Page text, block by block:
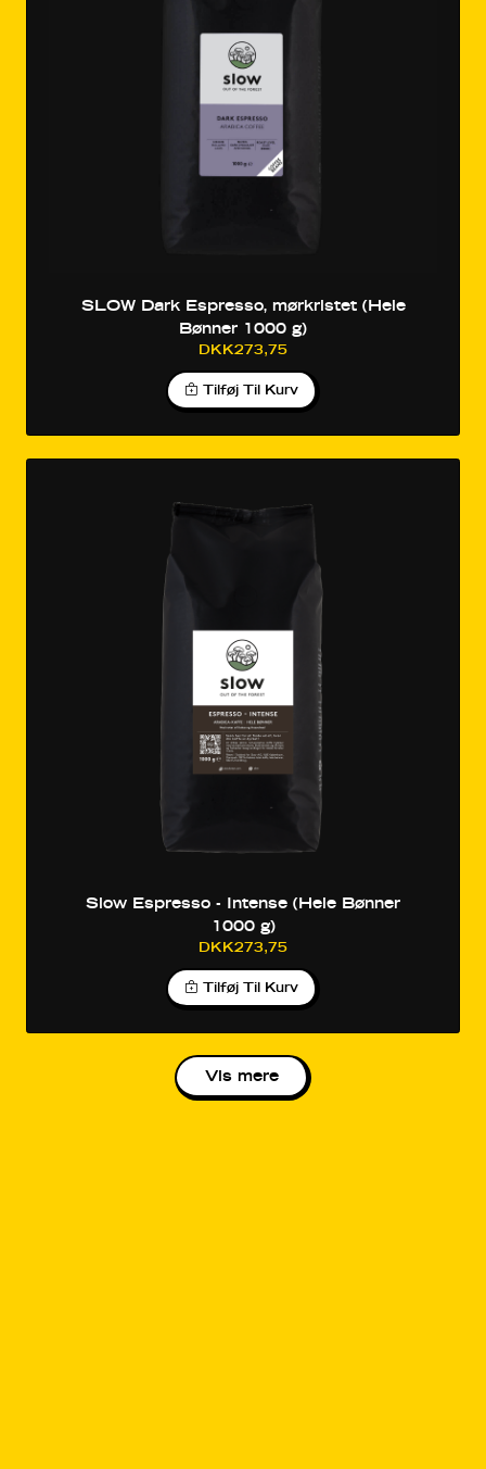
SLOW Dark Espresso, mørkristet (Hele
Bønner 1000 g)
DKK273,75
Tilføj Til Kurv
Slow Espresso - Intense (Hele Bønner
1000 g)
DKK273,75
Tilføj Til Kurv
Vis mere